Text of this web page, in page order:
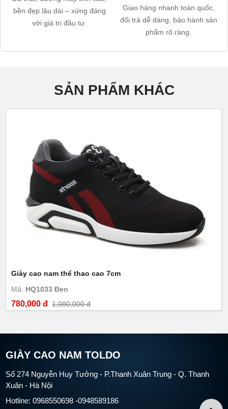
bền đẹp lâu dài – xứng đáng
với giá trị đầu tư.
Giao hàng nhanh toàn quốc,
đổi trả dễ dàng, bảo hành sản
phẩm rõ ràng.
SẢN PHẨM KHÁC
Giày cao nam thể thao cao 7cm
Mã: HQ1033 Đen
780,000 đ 1,080,000 đ
GIÀY CAO NAM TOLDO
Số 274 Nguyễn Huy Tưởng - P.Thanh Xuân Trung - Q. Thanh
Xuân - Hà Nội
Hotline: 0968550698 -0948589186